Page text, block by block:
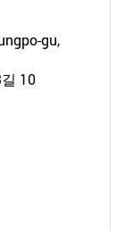
gu,
10